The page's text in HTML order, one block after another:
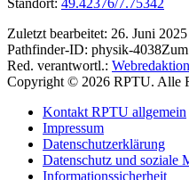
Standort: 49.42376/7.75342
Zuletzt bearbeitet: 26. Juni 2025
Pathfinder-ID: physik-4038
Red. verantwortl.:
Copyright © 2026 RPTU. Alle
Kontakt RPTU allgemein
Impressum
Datenschutzerklärung
Datenschutz und soziale
Informationssicherheit